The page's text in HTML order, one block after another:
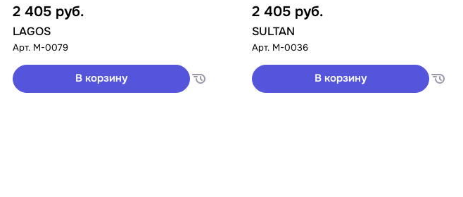
2 405 руб.
LAGOS
Арт. M-0079
В корзину
2 405 руб.
SULTAN
Арт. M-0036
В корзину